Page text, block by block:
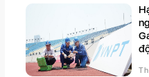
Hạ tầng Viễn thông Công